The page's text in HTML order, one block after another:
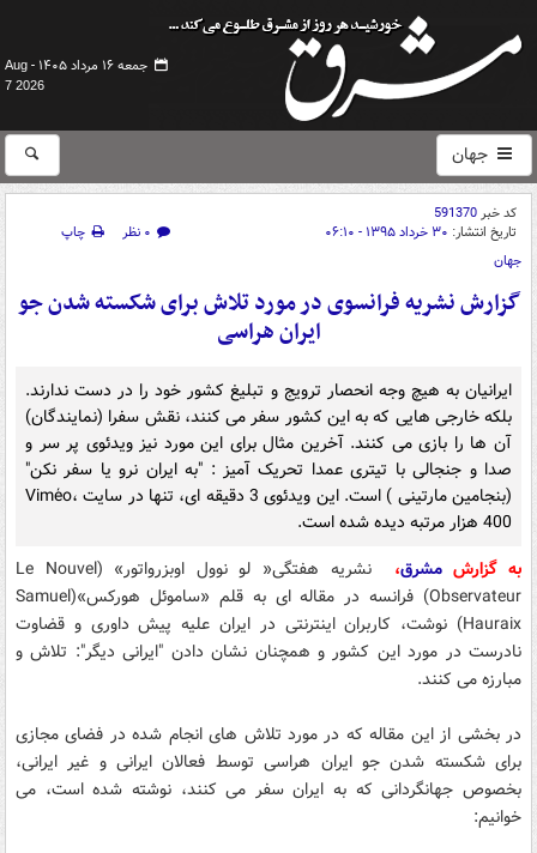
جمعه ۱۶ مرداد ۱۴۰۵ -
Aug
7 2026
جهان
کد خبر591370
تاریخ انتشار: ۳۰ خرداد ۱۳۹۵ - ۰۶:۱۰ ۰ نظر
چاپ
جهان
گزارش نشریه فرانسوی در مورد تلاش برای شکسته شدن جو
ایران هراسی
ایرانیان به هیچ وجه انحصار ترویج و تبلیغ کشور خود را در دست ندارند.
بلکه خارجی هایی که به این کشور سفر می کنند، نقش سفرا (نمایندگان)
آن ها را بازی می کنند. آخرین مثال برای این مورد نیز ویدئوی پر سر و
صدا و جنجالی با تیتری عمدا تحریک آمیز : "به ایران نرو یا سفر نکن"
(بنجامین مارتینی ) است. این ویدئوی 3 دقیقه ای، تنها در سایت Viméo،
400 هزار مرتبه دیده شده است.
به گزارشمشرق،
نشریه هفتگی« لو نوول اوبزرواتور» (Le Nouvel
Observateur) فرانسه در مقاله ای به قلم «ساموئل هورکس»(Samuel
Hauraix) نوشت، کاربران اینترنتی در ایران علیه پیش داوری و قضاوت
نادرست در مورد این کشور و همچنان نشان دادن "ایرانی دیگر": تلاش و
مبارزه می کنند.
در بخشی از این مقاله که در مورد تلاش های انجام شده در فضای مجازی
برای شکسته شدن جو ایران هراسی توسط فعالان ایرانی و غیر ایرانی،
بخصوص جهانگردانی که به ایران سفر می کنند، نوشته شده است، می
خوانیم: